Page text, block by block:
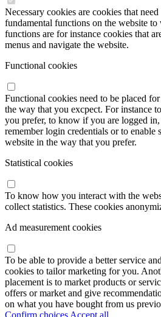
Necessary cookies are cookies that
fundamental functions on the website
functions are for instance cookies that
menus and navigate the website.
Functional cookies
Functional cookies need to be placed
the way that you excpect. For instance
you prefer, to know if you are logged in,
remember login credentials or to enable
website in the way that you prefer.
Statistical cookies
To know how you interact with the
collect statistics. These cookies
Ad measurement cookies
To be able to provide a better service
cookies to tailor marketing for you.
placement is to market products or
offers or market and give
on what you have bought from us
Confirm choices Accept all